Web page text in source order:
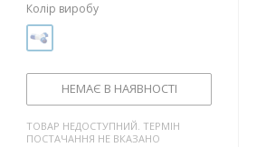
Колір виробу
НЕМАЄ В НАЯВНОСТІ
ТОВАР НЕДОСТУПНИЙ. ТЕРМІН
ПОСТАЧАННЯ НЕ ВКАЗАНО